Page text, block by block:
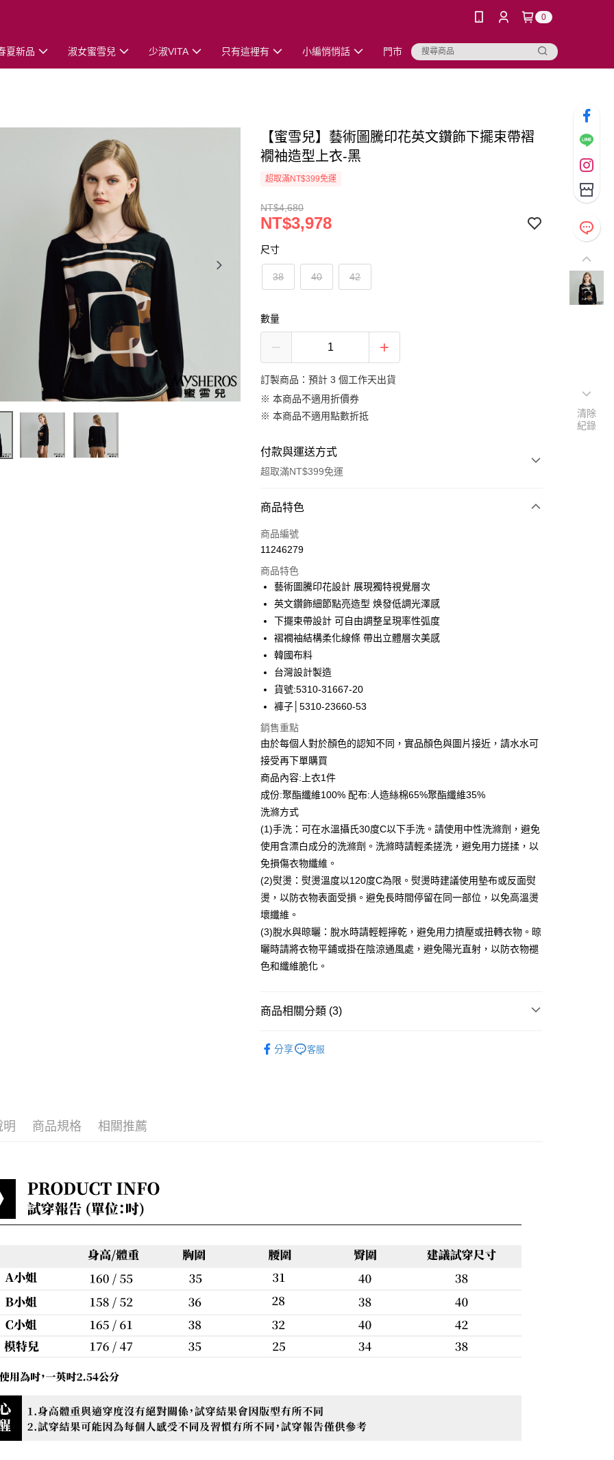
0
夏新品 淑女蜜雪兒 少淑VITA 只有這裡有 小編悄悄話 門市
【蜜雪兒】藝術圖騰印花英文鑽飾下擺束帶褶
襉袖造型上衣-黑
超取滿NT$399免運
NT$4,680
NT$3,978
尺寸
38 40 42
數量
訂製商品：預計 3 個工作天出貨
※ 本商品不適用折價券
※ 本商品不適用點數折抵
付款與運送方式
超取滿NT$399免運
付款方式
信用卡一次付款
3 期 0 利率 每期 NT$1,326
合作金庫商業銀行
第一商業銀行
華南商業銀行
彰化商業銀行
國泰世華商業銀行
兆豐國際商業銀行
臺灣中小企業銀行
匯豐（台灣）商業銀行
聯邦商業銀行
元大商業銀行
台新國際商業銀行
台灣樂天信用卡公司
LINE Pay
街口支付
全盈+PAY
ATM付款
貨到付款
運送方式
付款後全家取貨
每筆NT$80，滿NT$399(含以上)免運費
付款後7-11取貨
每筆NT$80，滿NT$888(含以上)免運費
宅配到府
每筆NT$80，滿NT$888(含以上)免運費
商品特色
商品編號
11246279
商品特色
藝術圖騰印花設計 展現獨特視覺層次
英文鑽飾細節點亮造型 焕發低調光澤感
下擺束帶設計 可自由調整呈現率性弧度
褶襉袖結構柔化線條 帶出立體層次美感
韓國布料
台灣設計製造
貨號:5310-31667-20
褲子│5310-23660-53
銷售重點
由於每個人對於顏色的認知不同，實品顏色與圖片接近，請水水可
接受再下單購買
商品內容:上衣1件
成份:聚酯纖維100% 配布:人造絲棉65%聚酯纖維35%
洗滌方式
(1)手洗：可在水溫攝氏30度C以下手洗。請使用中性洗滌劑，避免
使用含漂白成分的洗滌劑。洗滌時請輕柔搓洗，避免用力搓揉，以
免損傷衣物纖維。
(2)熨燙：熨燙溫度以120度C為限。熨燙時建議使用墊布或反面熨
燙，以防衣物表面受損。避免長時間停留在同一部位，以免高溫燙
壞纖維。
(3)脫水與晾曬：脫水時請輕輕擰乾，避免用力擠壓或扭轉衣物。晾
曬時請將衣物平鋪或掛在陰涼通風處，避免陽光直射，以防衣物褪
色和纖維脆化。
商品相關分類 (3)
分享 客服
明 商品規格 相關推薦
清除
紀錄